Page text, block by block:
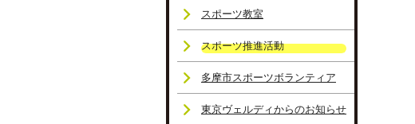
スポーツ教室
スポーツ推進活動
多摩市スポーツボランティア
東京ヴェルディからのお知らせ